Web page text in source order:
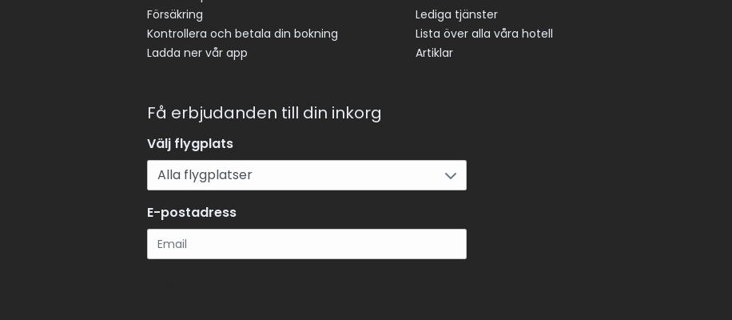
Försäkring
Kontrollera och betala din bokning
Ladda ner vår app
Lediga tjänster
Lista över alla våra hotell
Artiklar
Få erbjudanden till din inkorg
Välj flygplats
E-postadress